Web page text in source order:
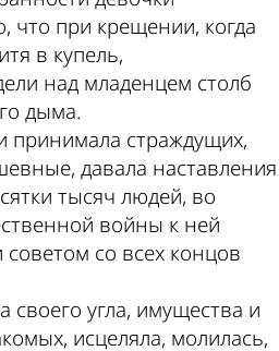
что при крещении, когда
в купель,
над младенцем столб
дыма.
принимала страждущих,
давала наставления
тысяч людей, во
войны к ней
со всех концов
своего угла, имущества и
исцеляла, молилась,